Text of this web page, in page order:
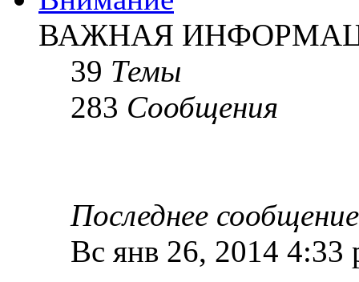
ВАЖНАЯ
39 Темы
283 Сообщения
Последнее сообщение
Вс янв 26, 2014 4:33